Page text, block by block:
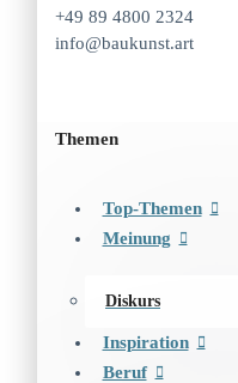
+49 89 4800 2324
info@baukunst.art
Themen
Top-Themen
Meinung
Diskurs
Inspiration
Beruf